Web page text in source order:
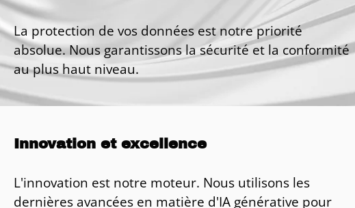
La protection de vos données est notre priorité
absolue. Nous garantissons la sécurité et la conformité
au plus haut niveau.
Innovation et excellence
L'innovation est notre moteur. Nous utilisons les
dernières avancées en matière d'IA générative pour